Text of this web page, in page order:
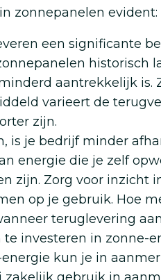
zonnepanelen evident:
een significante
historisch
aantrekkelijk is.
varieert de
zijn.
is je bedrijf minder
energie die je zelf
zijn. Zorg voor inzicht
op je gebruik. Hoe
teruglevering
investeren in zonne-
kun je in